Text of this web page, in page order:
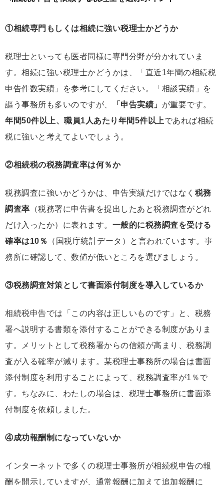
①相続専門もしくは相続に強い税理士かどうか
税理士といっても医者同様に専門分野が分かれていま
す。相続に強い税理士かどうかは、「直近1年間の相続税
申告件数実績」を参考にしてください。「相談実績」を
謳う事務所も多いのですが、
「申告実績」 が重要です。
年間50件以上、職員1人あたり年間5件以上であれば相続
税に強いと考えてよいでしょう。
②相続税の税務調査率は何％か
税務調査に強いかどうかは、申告実績だけではなく 税務
調査率 （税務署に申告書を提出したあと税務調査がどれ
だけ入ったか）に表れます。 一般的に税務調査を受ける
確率は10％
（国税庁統計データ）と言われています。事
務所に確認して、数値が低いところを選びましょう。
③税務調査対策として書面添付制度を導入しているか
相続税申告では「この内容は正しいものです」と、税務
署へ説明する書類を添付することができる制度がありま
す。メリットとして税務署からの信頼が高まり、税務調
査が入る確率が減ります。某税理士事務所の場合は書面
添付制度を利用することによって、税務調査率が1％で
す。ちなみに、わたしの場合は、税理士事務所に書面添
付制度を依頼しました。
④成功報酬制になっていないか
インターネットで多くの税理士事務所が相続税申告の報
酬を開示していますが、通常報酬に加えて追加報酬に